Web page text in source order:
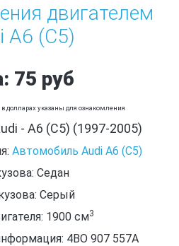
двигателем
A6 (C5)
75 руб
долларах указаны для ознакомления
- A6 (C5) (1997-2005)
Автомобиль Audi A6 (C5)
Седан
Серый
1900 см3
4ВО 907 557A